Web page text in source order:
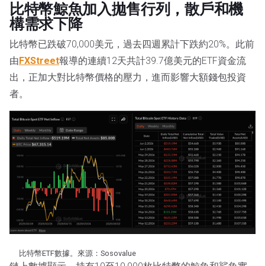
比特幣鯨魚加入拋售行列，散戶和機
構需求下降
比特幣已跌破70,000美元，過去四週累計下跌約20%。此前
由 FXStreet報導的連續12天共計39.7億美元的ETF資金流
出，正加大對比特幣價格的壓力，進而影響大額錢包投資
者。
比特幣ETF數據。來源：Sosovalue